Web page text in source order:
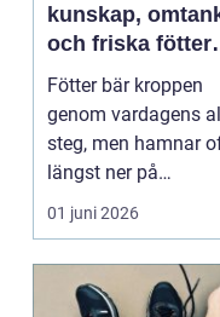
kunskap,
och friska fötter
året runt
Fötter bär kroppen
genom vardagens
steg, men hamnar
längst ner på
prioriteringslistan.
Mån...
01 juni 2026